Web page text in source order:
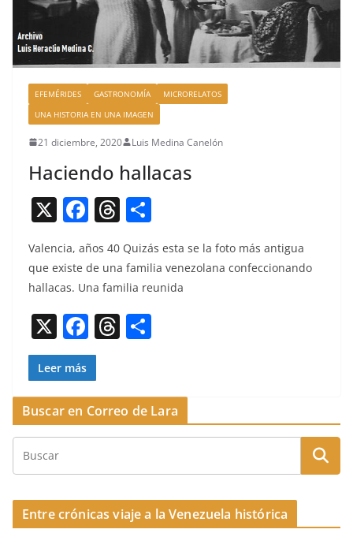
EFEMÉRIDES GASTRONOMÍA
MICRORELATOS
UNA HISTORIA EN UNA IMAGEN
21 diciembre, 2020 Luis Medina Canelón
Haciendo hallacas
X F
a
c
e
b
o
o
k
T
re
a
d
s
o
m
p
Valen­cia, años 40 Quizás esta se la foto más antigua
que existe de una famil­ia vene­zolana con­fec­cio­nan­do
hal­la­cas. Una famil­ia reunida
X F
a
c
e
b
o
k
T
a
d
p
ar
Leer más
Buscar en Correo de Lara
Entre crónicas viaje a la Venezuela histórica